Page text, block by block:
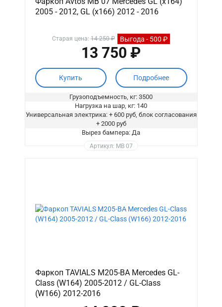
2005 - 2012, GL (x166) 2012 - 2016
Старая цена: 14 250 ₽ Выгода - 500 ₽
13 750 ₽
Купить Подробнее
Грузоподъемность, кг: 3500
Нагрузка на шар, кг: 140
Универсальная электрика: + 600 руб, блок согласования
+ 2000 руб
Вырез бампера: Да
Артикул: MB 07
Фаркоп TAVIALS M205-BA Mercedes GL-
Class (W164) 2005-2012 / GL-Class
(W166) 2012-2016